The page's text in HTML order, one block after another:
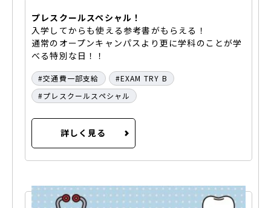
プレスクールスペシャル！
入学してからも使える参考書がもらえる！
通常のオープンキャンパスより更に学科のことが学
べる特別な日！！
交通費一部支給
EXAM TRY B
プレスクールスペシャル
詳しく見る